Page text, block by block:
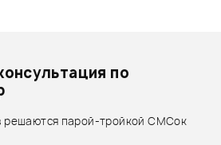
по
решаются парой-тройкой СМСок